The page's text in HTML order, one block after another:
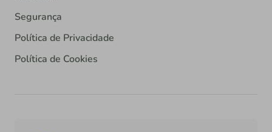
Segurança
Política de Privacidade
Política de Cookies